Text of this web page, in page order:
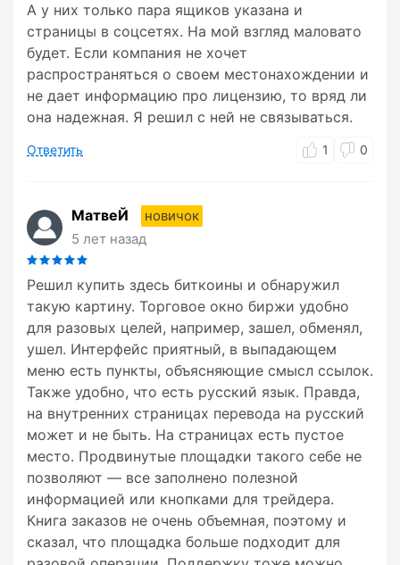
А у них только пара ящиков указана и
страницы в соцсетях. На мой взгляд маловато
будет. Если компания не хочет
распространяться о своем местонахождении и
не дает информацию про лицензию, то вряд ли
она надежная. Я решил с ней не связываться.
Ответить 1 0
МатвеЙ
новичок
5 лет назад
Решил купить здесь биткоины и обнаружил
такую картину. Торговое окно биржи удобно
для разовых целей, например, зашел, обменял,
ушел. Интерфейс приятный, в выпадающем
меню есть пункты, объясняющие смысл ссылок.
Также удобно, что есть русский язык. Правда,
на внутренних страницах перевода на русский
может и не быть. На страницах есть пустое
место. Продвинутые площадки такого себе не
позволяют — все заполнено полезной
информацией или кнопками для трейдера.
Книга заказов не очень объемная, поэтому и
сказал, что площадка больше подходит для